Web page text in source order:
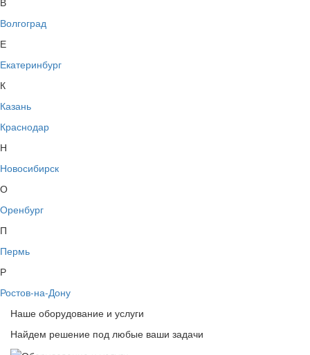
Волгоград
Е
Екатеринбург
К
Казань
Краснодар
Н
Новосибирск
О
Оренбург
П
Пермь
Р
Ростов-на-Дону
Наше оборудование и услуги
Найдем решение под любые ваши задачи